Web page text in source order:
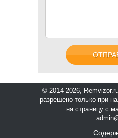
© 2014-2026,
разрешено только при
на страницу с